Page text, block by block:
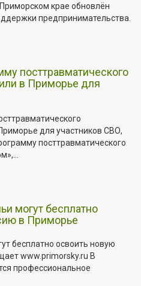
крае обновлён
предпринимательства.
посттравматического
в Приморье для
для участников СВО,
посттравматического
могут бесплатно
в Приморье
бесплатно освоить новую
www.primorsky.ru В
профессиональное